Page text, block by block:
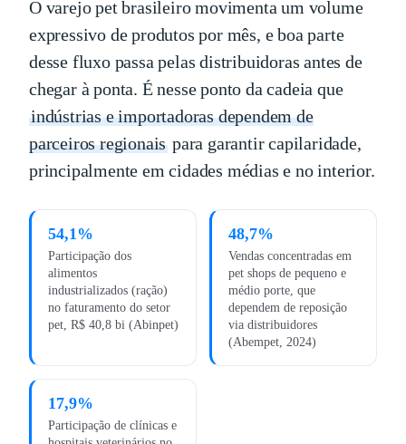
O varejo pet brasileiro movimenta um volume
expressivo de produtos por mês, e boa parte
desse fluxo passa pelas distribuidoras antes de
chegar à ponta. É nesse ponto da cadeia que
indústrias e importadoras dependem de
parceiros regionais para garantir capilaridade,
principalmente em cidades médias e no interior.
54,1%
Participação dos
alimentos
industrializados (ração)
no faturamento do setor
pet, R$ 40,8 bi (Abinpet)
48,7%
Vendas concentradas em
pet shops de pequeno e
médio porte, que
dependem de reposição
via distribuidores
(Abempet, 2024)
17,9%
Participação de clínicas e